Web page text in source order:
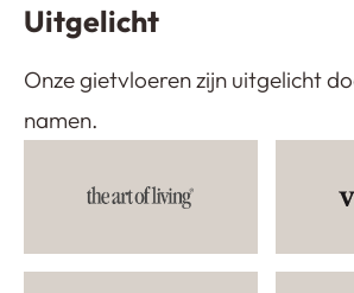
Uitgelicht
Onze gietvloeren zijn uitgelicht
namen.